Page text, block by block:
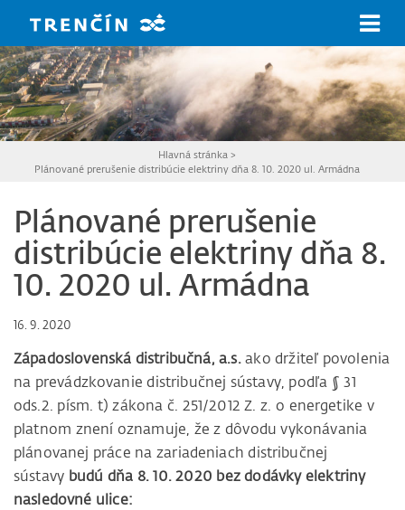
Hlavná stránka >
Plánované prerušenie distribúcie elektriny dňa 8. 10. 2020 ul. Armádna
Plánované prerušenie
distribúcie elektriny dňa 8.
10. 2020 ul. Armádna
16. 9. 2020
Západoslovenská distribučná, a.s.ako držiteľ povolenia
na prevádzkovanie distribučnej sústavy, podľa § 31
ods.2. písm. t) zákona č. 251/2012 Z. z. o energetike v
platnom znení oznamuje, že z dôvodu vykonávania
plánovanej práce na zariadeniach distribučnej
sústavy budú dňa 8. 10. 2020 bez dodávky elektriny
nasledovné ulice: